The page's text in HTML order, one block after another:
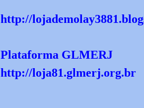
http://
Plataforma GLMERJ
http://loja81.glmerj.org.br